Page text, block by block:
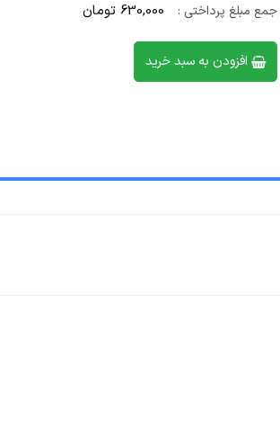
جمع مبلغ پرداختی : 630,000 تومان
افزودن به سبد خرید